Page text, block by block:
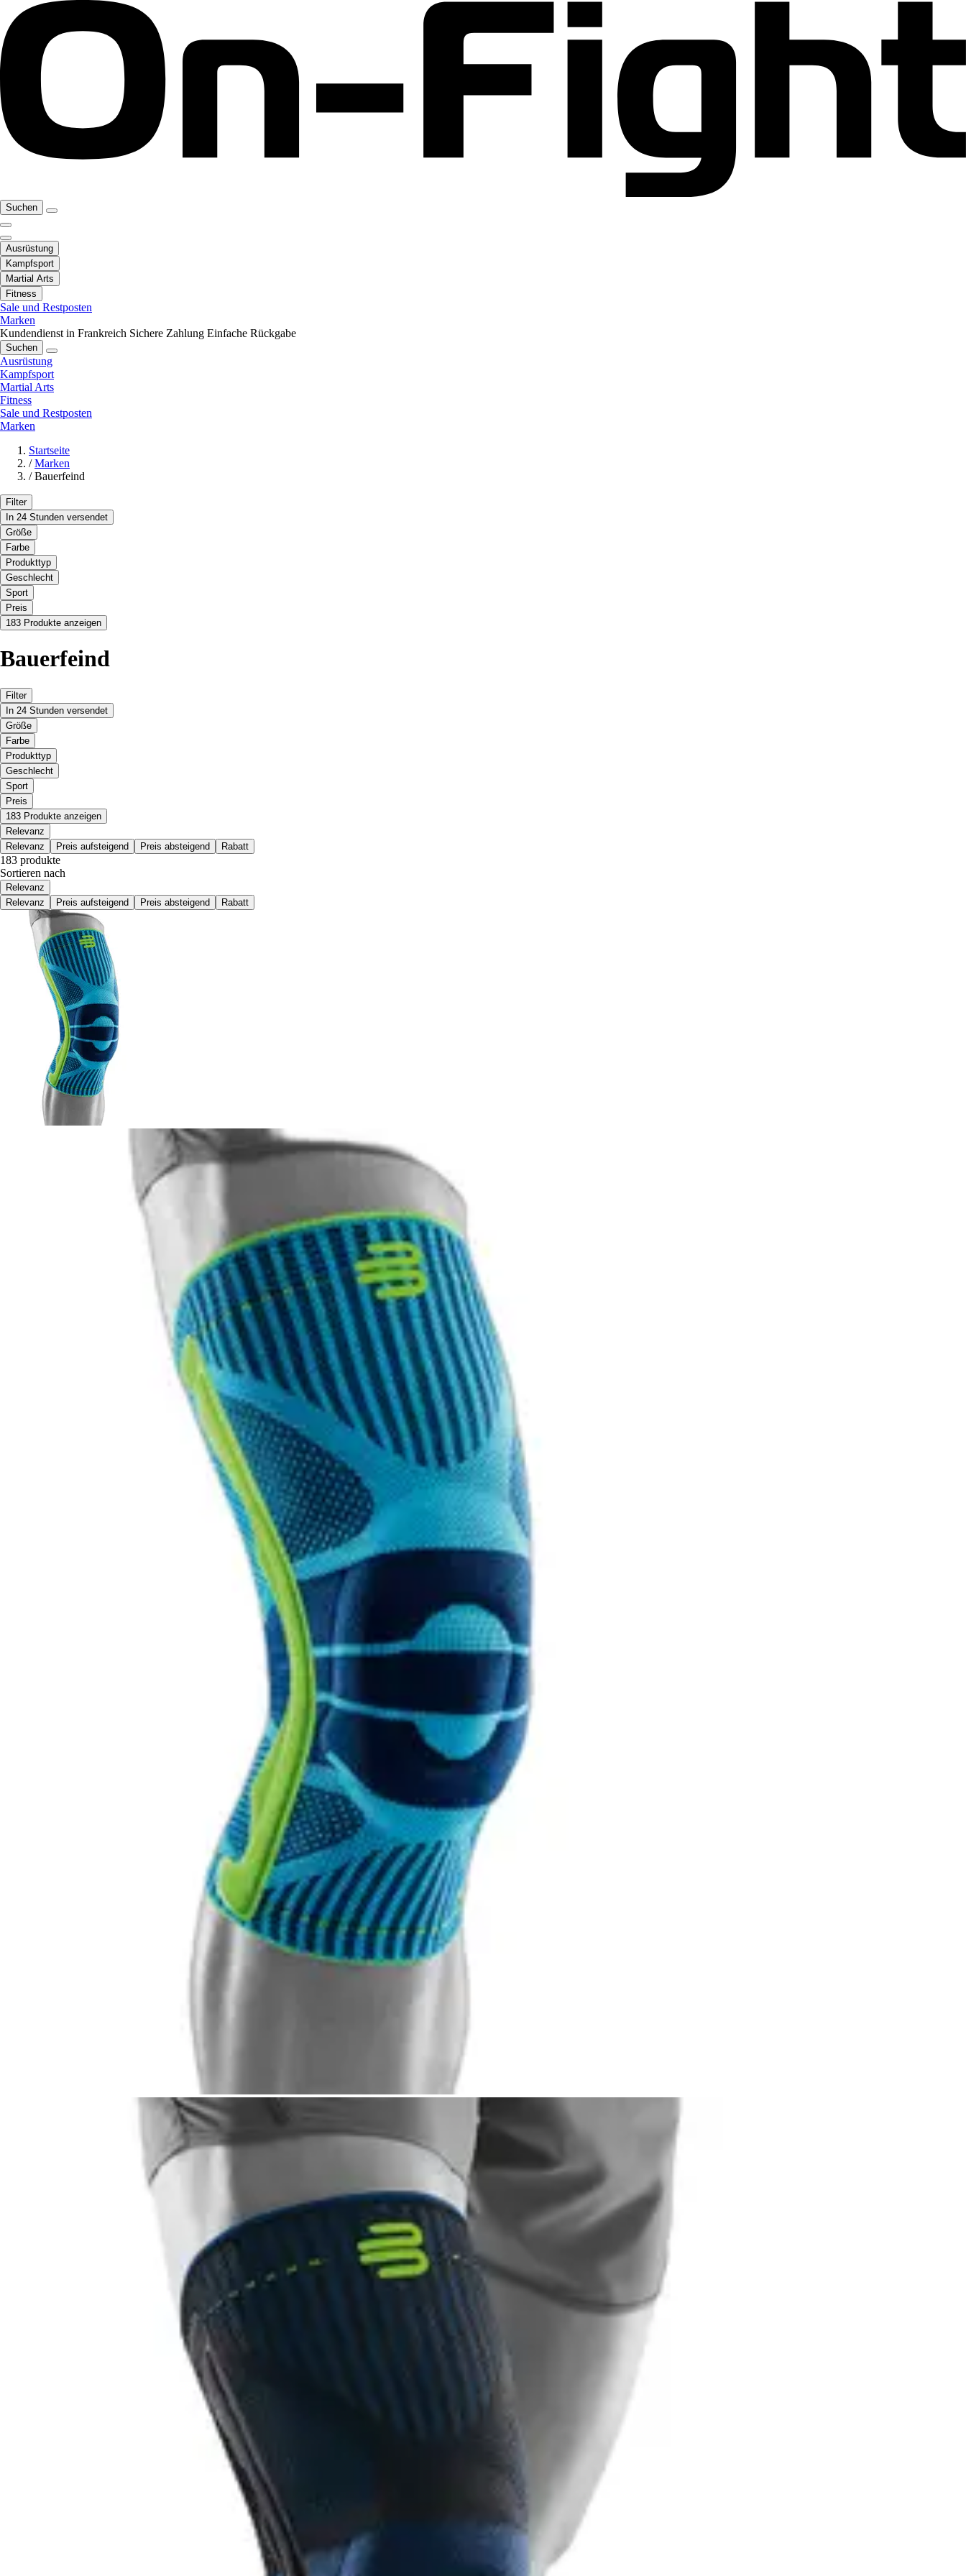
Suchen
Ausrüstung
Kampfsport
Martial Arts
Fitness
Sale und Restposten
Marken
Kundendienst in Frankreich Sichere Zahlung Einfache Rückgabe
Suchen
Ausrüstung
Kampfsport
Martial Arts
Fitness
Sale und Restposten
Marken
Startseite
/ Marken
/ Bauerfeind
Filter
In 24 Stunden versendet
Größe
Farbe
Produkttyp
Geschlecht
Sport
Preis
183 Produkte anzeigen
Bauerfeind
Filter
In 24 Stunden versendet
Größe
Farbe
Produkttyp
Geschlecht
Sport
Preis
183 Produkte anzeigen
Relevanz
Relevanz
Preis aufsteigend Preis absteigend Rabatt
183 produkte
Sortieren nach
Relevanz
Relevanz
Preis aufsteigend Preis absteigend Rabatt